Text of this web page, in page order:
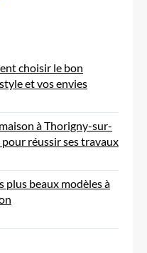
choisir le bon
et vos envies
à Thorigny-sur-
réussir ses travaux
plus beaux modèles à